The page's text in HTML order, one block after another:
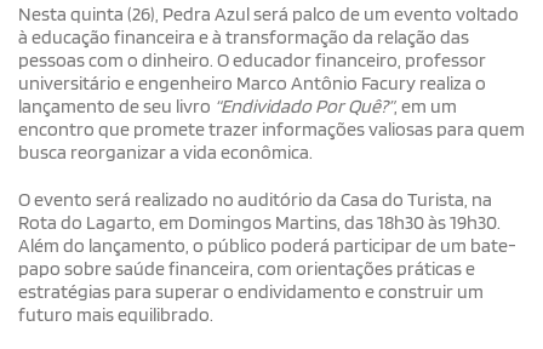
Nesta quinta (26), Pedra Azul será palco de um evento voltado
à educação financeira e à transformação da relação das
pessoas com o dinheiro. O educador financeiro, professor
universitário e engenheiro Marco Antônio Facury realiza o
lançamento de seu livro “Endividado Por Quê?”, em um
encontro que promete trazer informações valiosas para quem
busca reorganizar a vida econômica.
O evento será realizado no auditório da Casa do Turista, na
Rota do Lagarto, em Domingos Martins, das 18h30 às 19h30.
Além do lançamento, o público poderá participar de um bate-
papo sobre saúde financeira, com orientações práticas e
estratégias para superar o endividamento e construir um
futuro mais equilibrado.